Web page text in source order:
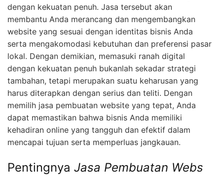
dengan kekuatan penuh. Jasa tersebut akan
membantu Anda merancang dan mengembangkan
website yang sesuai dengan identitas bisnis Anda
serta mengakomodasi kebutuhan dan preferensi pasar
lokal. Dengan demikian, memasuki ranah digital
dengan kekuatan penuh bukanlah sekadar strategi
tambahan, tetapi merupakan suatu keharusan yang
harus diterapkan dengan serius dan teliti. Dengan
memilih jasa pembuatan website yang tepat, Anda
dapat memastikan bahwa bisnis Anda memiliki
kehadiran online yang tangguh dan efektif dalam
mencapai tujuan serta memperluas jangkauan.
Pentingnya Jasa Pembuatan Webs